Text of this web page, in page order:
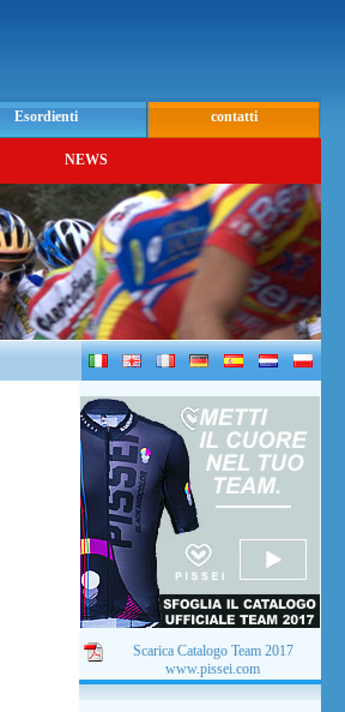
Esordienti contatti
NEWS
Scarica Catalogo Team 2017
www.pissei.com